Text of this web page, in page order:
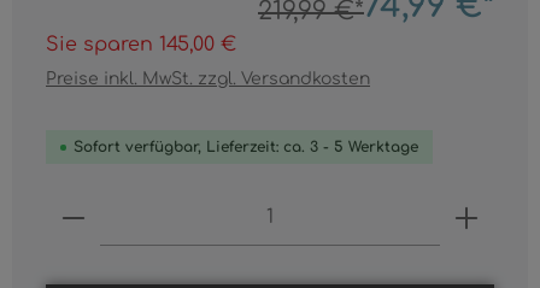
219,99 €*
Sie sparen 145,00 €
Preise inkl. MwSt. zzgl. Versandkosten
Sofort verfügbar, Lieferzeit: ca. 3 - 5 Werktage
Produkt Anzahl: Gib den